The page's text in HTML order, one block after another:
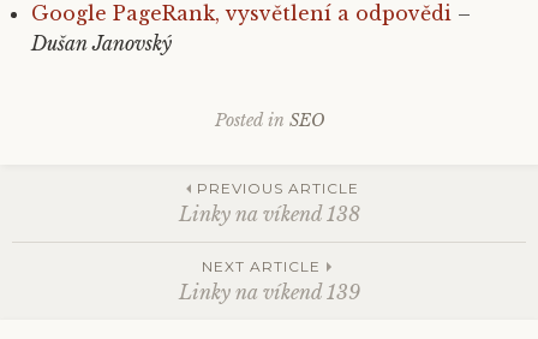
Google PageRank, vysvětlení a odpovědi –
Dušan Janovský
Posted in SEO
Post
PREVIOUS ARTICLE
Linky na víkend 138
NEXT ARTICLE
Linky na víkend 139